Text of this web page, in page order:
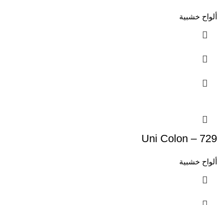
ألواح خشبية
Uni Colon – 729
ألواح خشبية